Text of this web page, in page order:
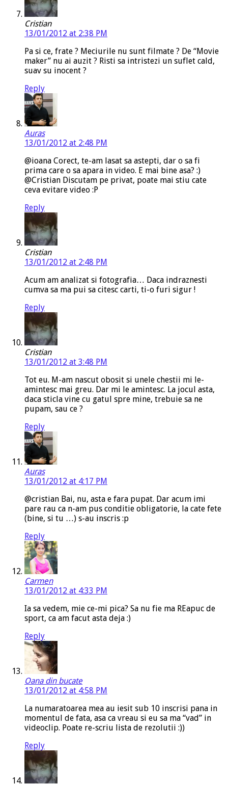
Cristian
13/01/2012 at 2:38 PM
Pa si ce, frate ? Meciurile nu sunt filmate ? De “Movie
maker” nu ai auzit ? Risti sa intristezi un suflet cald,
suav su inocent ?
Reply
Auras
13/01/2012 at 2:48 PM
@ioana Corect, te-am lasat sa astepti, dar o sa fi
prima care o sa apara in video. E mai bine asa? :)
@Cristian Discutam pe privat, poate mai stiu cate
ceva evitare video :P
Reply
Cristian
13/01/2012 at 2:48 PM
Acum am analizat si fotografia… Daca indraznesti
cumva sa ma pui sa citesc carti, ti-o furi sigur !
Reply
Cristian
13/01/2012 at 3:48 PM
Tot eu. M-am nascut obosit si unele chestii mi le-
amintesc mai greu. Dar mi le amintesc. La jocul asta,
daca sticla vine cu gatul spre mine, trebuie sa ne
pupam, sau ce ?
Reply
Auras
13/01/2012 at 4:17 PM
@cristian Bai, nu, asta e fara pupat. Dar acum imi
pare rau ca n-am pus conditie obligatorie, la cate fete
(bine, si tu …) s-au inscris :p
Reply
Carmen
13/01/2012 at 4:33 PM
Ia sa vedem, mie ce-mi pica? Sa nu fie ma REapuc de
sport, ca am facut asta deja :)
Reply
Oana din bucate
13/01/2012 at 4:58 PM
La numaratoarea mea au iesit sub 10 inscrisi pana in
momentul de fata, asa ca vreau si eu sa ma “vad” in
videoclip. Poate re-scriu lista de rezolutii :))
Reply